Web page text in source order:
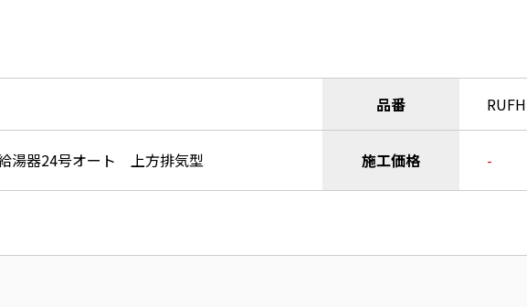
品番
湯器24号オート 上方排気型 施工価格 -